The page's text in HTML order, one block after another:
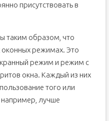
присутствовать в
таким образом, что
оконных режимах. Это
режим и режим с
окна. Каждый из них
того или
лучше